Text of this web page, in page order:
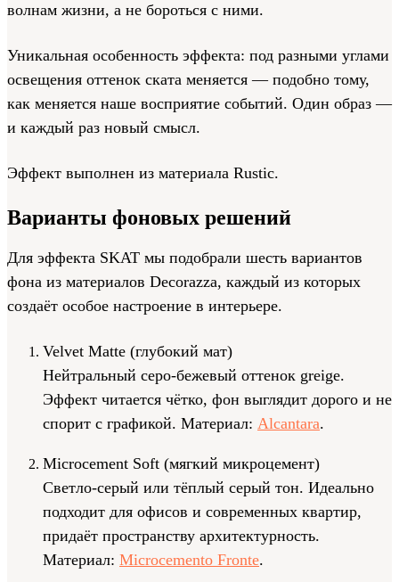
волнам жизни, а не бороться с ними.
Уникальная особенность эффекта: под разными углами
освещения оттенок ската меняется — подобно тому,
как меняется наше восприятие событий. Один образ —
и каждый раз новый смысл.
Эффект выполнен из материала Rustic.
Варианты фоновых решений
Для эффекта SKAT мы подобрали шесть вариантов
фона из материалов Decorazza, каждый из которых
создаёт особое настроение в интерьере.
Velvet Matte (глубокий мат)
Нейтральный серо-бежевый оттенок greige.
Эффект читается чётко, фон выглядит дорого и не
спорит с графикой. Материал: Alcantara.
Microcement Soft (мягкий микроцемент)
Светло-серый или тёплый серый тон. Идеально
подходит для офисов и современных квартир,
придаёт пространству архитектурность.
Материал: Microcemento Fronte.